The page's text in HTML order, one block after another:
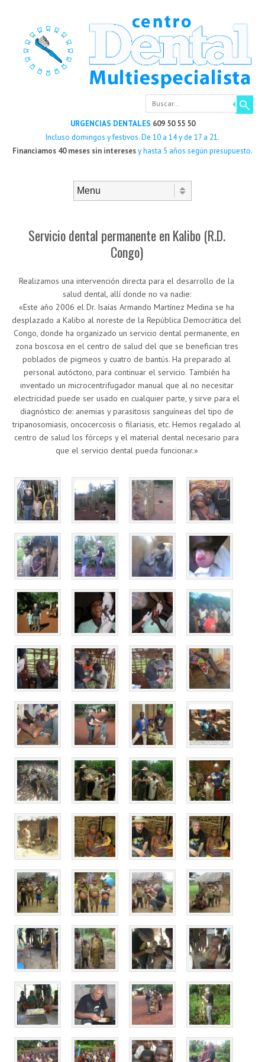
Buscar
URGENCIAS DENTALES 609 50 55 50
Incluso domingos y festivos. De 10 a 14 y de 17 a 21.
Financiamos 40 meses sin interesesy hasta 5 años según presupuesto.
Servicio dental permanente en Kalibo (R.D.
Congo)
Realizamos una intervención directa para el desarrollo de la
salud dental, allí donde no va nadie:
«Este año 2006 el Dr. Isaías Armando Martínez Medina se ha
desplazado a Kalibo al noreste de la República Democrática del
Congo, donde ha organizado un servicio dental permanente, en
zona boscosa en el centro de salud del que se benefician tres
poblados de pigmeos y cuatro de bantús. Ha preparado al
personal autóctono, para continuar el servicio. También ha
inventado un microcentrifugador manual que al no necesitar
electricidad puede ser usado en cualquier parte, y sirve para el
diagnóstico de: anemias y parasitosis sanguíneas del tipo de
tripanosomiasis, oncocercosis o filariasis, etc. Hemos regalado al
centro de salud los fórceps y el material dental necesario para
que el servicio dental pueda funcionar.»